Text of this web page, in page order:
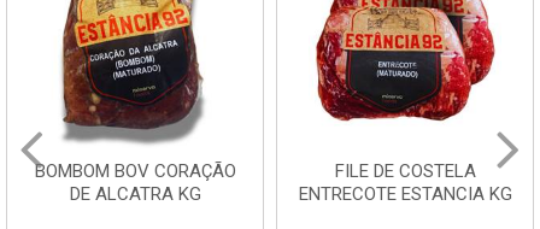
BOMBOM BOV CORAÇÃO
DE ALCATRA KG
FILE DE COSTELA
ENTRECOTE ESTANCIA KG